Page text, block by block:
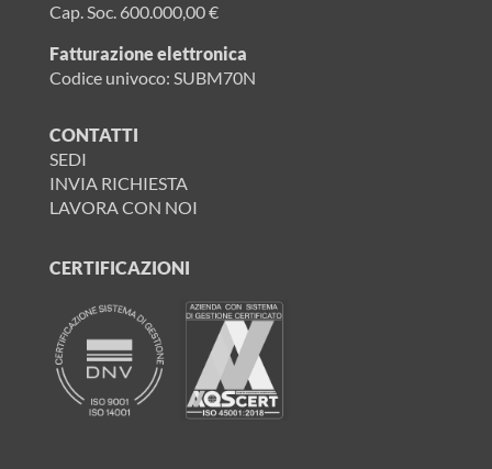
Cap. Soc. 600.000,00 €
Fatturazione elettronica
Codice univoco: SUBM70N
CONTATTI
SEDI
INVIA RICHIESTA
LAVORA CON NOI
CERTIFICAZIONI